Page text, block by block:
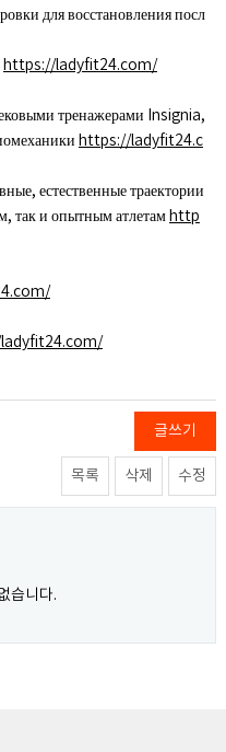
для восстановления посл
https://ladyfit24.com/
тренажерами Insignia,
https://ladyfit24.c
естественные траектории
так и опытным атлетам http
글쓰기
수정
삭제
목록
습니다.